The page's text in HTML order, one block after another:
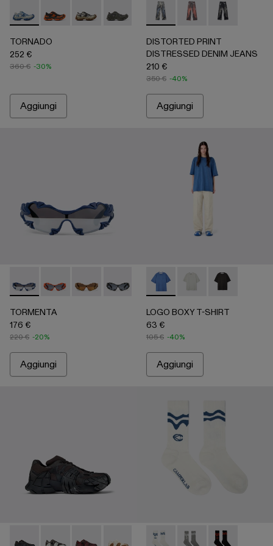
TORNADO - A500043-008 - Multicolor
TORNADO - A500043-009
TORNADO - A500043-007 - Multicolor
TORNADO - A500043-006 - Grey
TORNADO - A500043-002
TORNADO - A500043-
TORNADO
252 €
360 € -30%
Aggiungi
DISTORTED PRINT
DISTORTED
DISTORTED PRINT
DISTRESSED DENIM JEANS
210 €
350 € -40%
Aggiungi
TORMENTA - AS00008-003 - Blue
TORMENTA - AS00008-004
TORMENTA - AS00008-002
TORMENTA - AS00008-001
TORMENTA
176 €
220 € -20%
Aggiungi
LOGO BOXY T-SHIRT -
LOGO BOXY T-
LOGO BOXY
LOGO BOXY T-SHIRT
63 €
105 € -40%
Aggiungi